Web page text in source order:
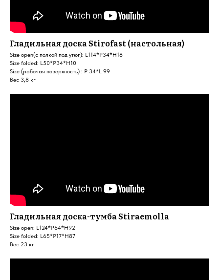
Гладильная доска Stirofast (настольная)
Size open(с полкой под утюг): L114*P34*H18
Size folded: L50*P34*H10
Size (рабочая поверхность) : P 34*L 99
Вес 3,8 кг
Гладильная доска-тумба Stiraemolla
Size open: L124*P64*H92
Size folded: L65*P17*H87
Вес 23 кг